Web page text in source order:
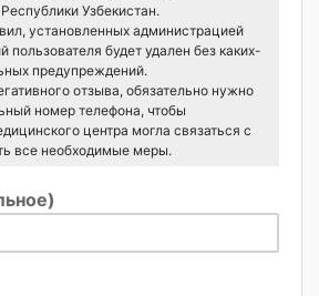
Узбекистан.
установленных администрацией
пользователя будет удален без каких-
предупреждений.
отзыва, обязательно нужно
номер телефона, чтобы
центра могла связаться с
все необходимые меры.